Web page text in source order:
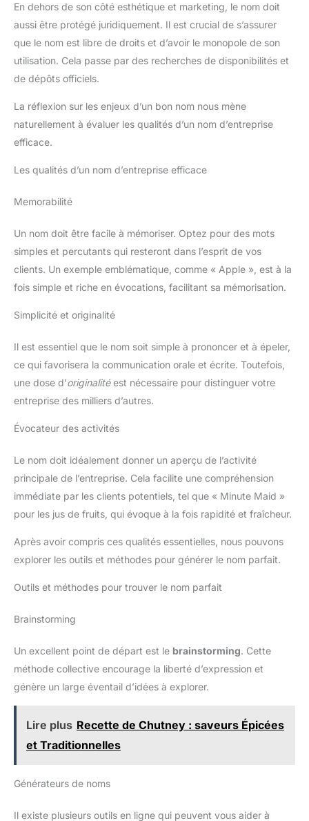
En dehors de son côté esthétique et marketing, le nom doit
aussi être protégé juridiquement. Il est crucial de s’assurer
que le nom est libre de droits et d’avoir le monopole de son
utilisation. Cela passe par des recherches de disponibilités et
de dépôts officiels.
La réflexion sur les enjeux d’un bon nom nous mène
naturellement à évaluer les qualités d’un nom d’entreprise
efficace.
Les qualités d’un nom d’entreprise efficace
Memorabilité
Un nom doit être facile à mémoriser. Optez pour des mots
simples et percutants qui resteront dans l’esprit de vos
clients. Un exemple emblématique, comme « Apple », est à la
fois simple et riche en évocations, facilitant sa mémorisation.
Simplicité et originalité
Il est essentiel que le nom soit simple à prononcer et à épeler,
ce qui favorisera la communication orale et écrite. Toutefois,
une dose d’originalitéest nécessaire pour distinguer votre
entreprise des milliers d’autres.
Évocateur des activités
Le nom doit idéalement donner un aperçu de l’activité
principale de l’entreprise. Cela facilite une compréhension
immédiate par les clients potentiels, tel que « Minute Maid »
pour les jus de fruits, qui évoque à la fois rapidité et fraîcheur.
Après avoir compris ces qualités essentielles, nous pouvons
explorer les outils et méthodes pour générer le nom parfait.
Outils et méthodes pour trouver le nom parfait
Brainstorming
Un excellent point de départ est le brainstorming. Cette
méthode collective encourage la liberté d’expression et
génère un large éventail d’idées à explorer.
Lire plus Recette de Chutney : saveurs Épicées
et Traditionnelles
Générateurs de noms
Il existe plusieurs outils en ligne qui peuvent vous aider à